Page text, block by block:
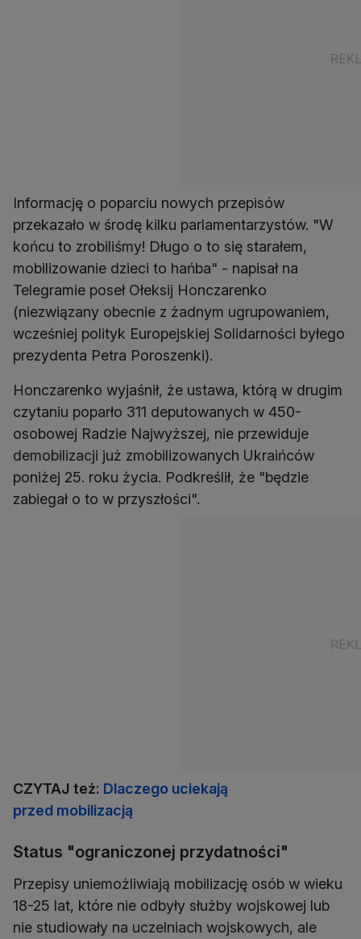
Informację o poparciu nowych przepisów
przekazało w środę kilku parlamentarzystów. "W
końcu to zrobiliśmy! Długo o to się starałem,
mobilizowanie dzieci to hańba" - napisał na
Telegramie poseł Ołeksij Honczarenko
(niezwiązany obecnie z żadnym ugrupowaniem,
wcześniej polityk Europejskiej Solidarności byłego
prezydenta Petra Poroszenki).
Honczarenko wyjaśnił, że ustawa, którą w drugim
czytaniu poparło 311 deputowanych w 450-
osobowej Radzie Najwyższej, nie przewiduje
demobilizacji już zmobilizowanych Ukraińców
poniżej 25. roku życia. Podkreślił, że "będzie
zabiegał o to w przyszłości".
CZYTAJ też: Dlaczego uciekają
przed mobilizacją
Status "ograniczonej przydatności"
Przepisy uniemożliwiają mobilizację osób w wieku
18-25 lat, które nie odbyły służby wojskowej lub
nie studiowały na uczelniach wojskowych, ale